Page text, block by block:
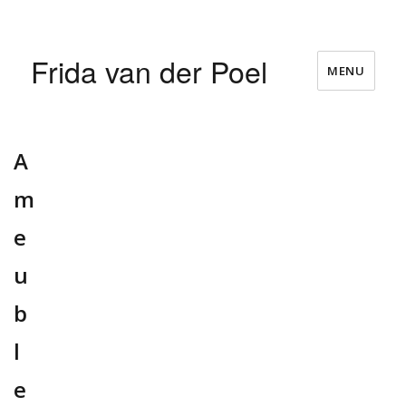
Frida van der Poel MENU
A
m
e
u
b
l
e